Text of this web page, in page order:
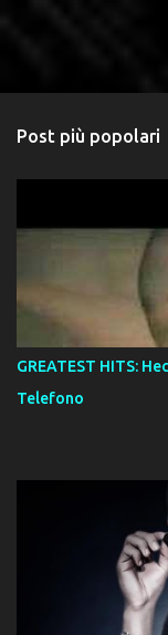
Post più popolari
GREATEST HITS:
Telefono